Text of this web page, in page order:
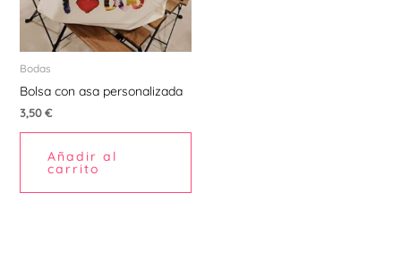
Bodas
Bolsa con asa personalizada
3,50€
Añadir al
carrito